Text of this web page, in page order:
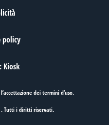
policy
Kiosk
deitermini d’uso.
Tutti i diritti riservati.